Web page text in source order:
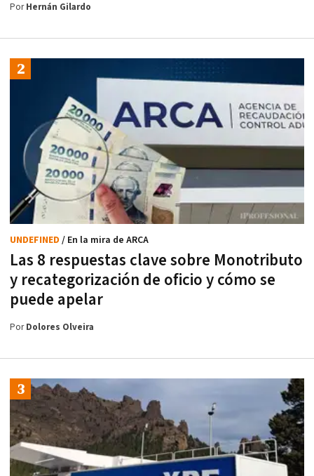
PorHernán Gilardo
Las 8 respuestas clave sobre Monotributo
y recategorización de oficio y cómo se
puede apelar
UNDEFINED / En la mira de ARCA
PorDolores Olveira